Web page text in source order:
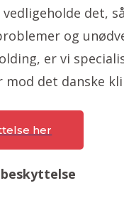
det,
og
er vi
det danske
her